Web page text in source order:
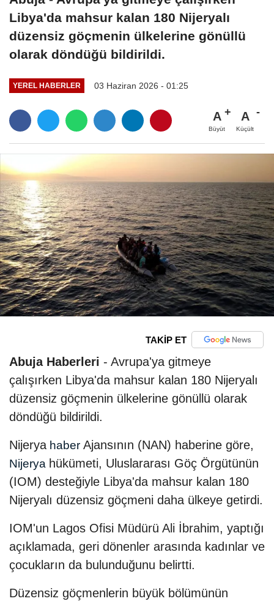
Libya'da mahsur kalan 180 Nijeryalı
düzensiz göçmenin ülkelerine gönüllü
olarak döndüğü bildirildi.
YEREL HABERLER 03 Haziran 2026 - 01:25
A
Büyüt
A
Küçült
TAKİP ET
Abuja Haberleri - Avrupa'ya gitmeye
çalışırken Libya'da mahsur kalan 180 Nijeryalı
düzensiz göçmenin ülkelerine gönüllü olarak
döndüğü bildirildi.
Nijeryahaber Ajansının (NAN) haberine göre,
Nijerya hükümeti, Uluslararası Göç Örgütünün
(IOM) desteğiyle Libya'da mahsur kalan 180
Nijeryalı düzensiz göçmeni daha ülkeye getirdi.
IOM'un Lagos Ofisi Müdürü Ali İbrahim, yaptığı
açıklamada, geri dönenler arasında kadınlar ve
çocukların da bulunduğunu belirtti.
Düzensiz göçmenlerin büyük bölümünün